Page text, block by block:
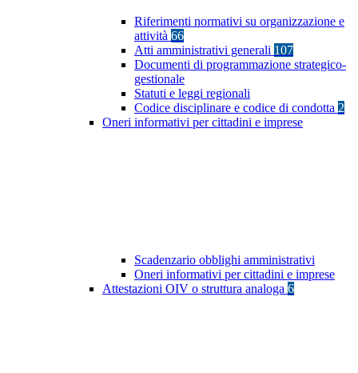
Riferimenti normativi su organizzazione e
attività 66
Atti amministrativi generali 107
Documenti di programmazione strategico-
gestionale
Statuti e leggi regionali
Codice disciplinare e codice di condotta 2
Oneri informativi per cittadini e imprese
Scadenzario obblighi amministrativi
Oneri informativi per cittadini e imprese
Attestazioni OIV o struttura analoga 6